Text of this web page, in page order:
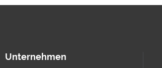
Unternehmen